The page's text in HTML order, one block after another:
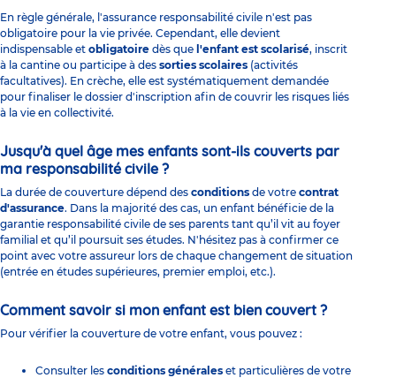
En règle générale, l'assurance responsabilité civile n'est pas
obligatoire pour la vie privée. Cependant, elle devient
indispensable et obligatoire dès que l'enfant est scolarisé, inscrit
à la cantine ou participe à des sorties scolaires (activités
facultatives). En crèche, elle est systématiquement demandée
pour finaliser le dossier d'inscription afin de couvrir les risques liés
à la vie en collectivité.
Jusqu'à quel âge mes enfants sont-ils couverts par
ma responsabilité civile ?
La durée de couverture dépend des conditions de votre contrat
d'assurance. Dans la majorité des cas, un enfant bénéficie de la
garantie responsabilité civile de ses parents tant qu’il vit au foyer
familial et qu’il poursuit ses études. N'hésitez pas à confirmer ce
point avec votre assureur lors de chaque changement de situation
(entrée en études supérieures, premier emploi, etc.).
Comment savoir si mon enfant est bien couvert ?
Pour vérifier la couverture de votre enfant, vous pouvez :
Consulter les conditions générales et particulières de votre